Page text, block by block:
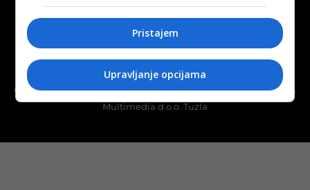
Uslovi korištenja
Politika kolačića (eng. cookies) Cookie Policy
Copyright © 2026 D.S.O. PROMUS TUZLA. Developed by:Futura
Multimedia d.o.o. Tuzla
Pristajem
Upravljanje opcijama